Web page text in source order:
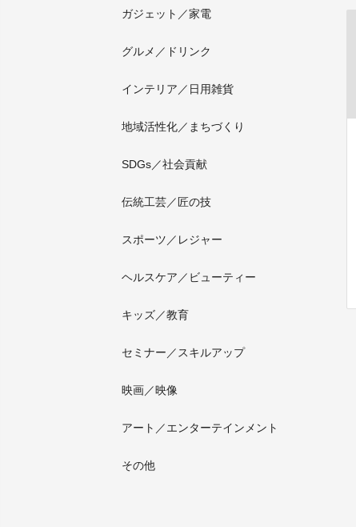
ガジェット／家電
グルメ／ドリンク
インテリア／日用雑貨
地域活性化／まちづくり
SDGs／社会貢献
伝統工芸／匠の技
スポーツ／レジャー
ヘルスケア／ビューティー
キッズ／教育
セミナー／スキルアップ
映画／映像
アート／エンターテインメント
その他